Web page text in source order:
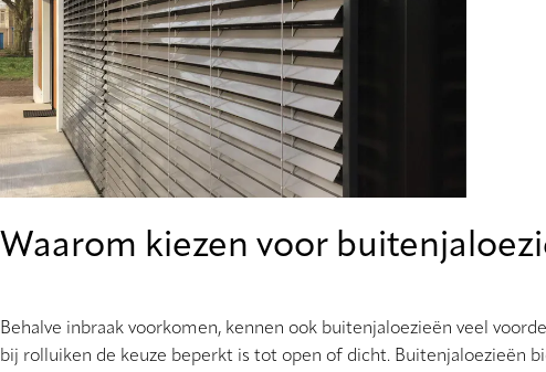
Waarom kiezen voor
Behalve inbraak voorkomen, kennen ook buitenjaloezieën veel
bij rolluiken de keuze beperkt is tot open of dicht. Buitenjaloezieën